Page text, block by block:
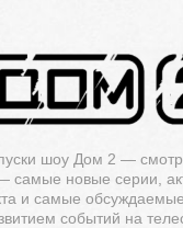
шоу Дом 2 —
самые новые серии,
и самые обсуждаемые
событий на